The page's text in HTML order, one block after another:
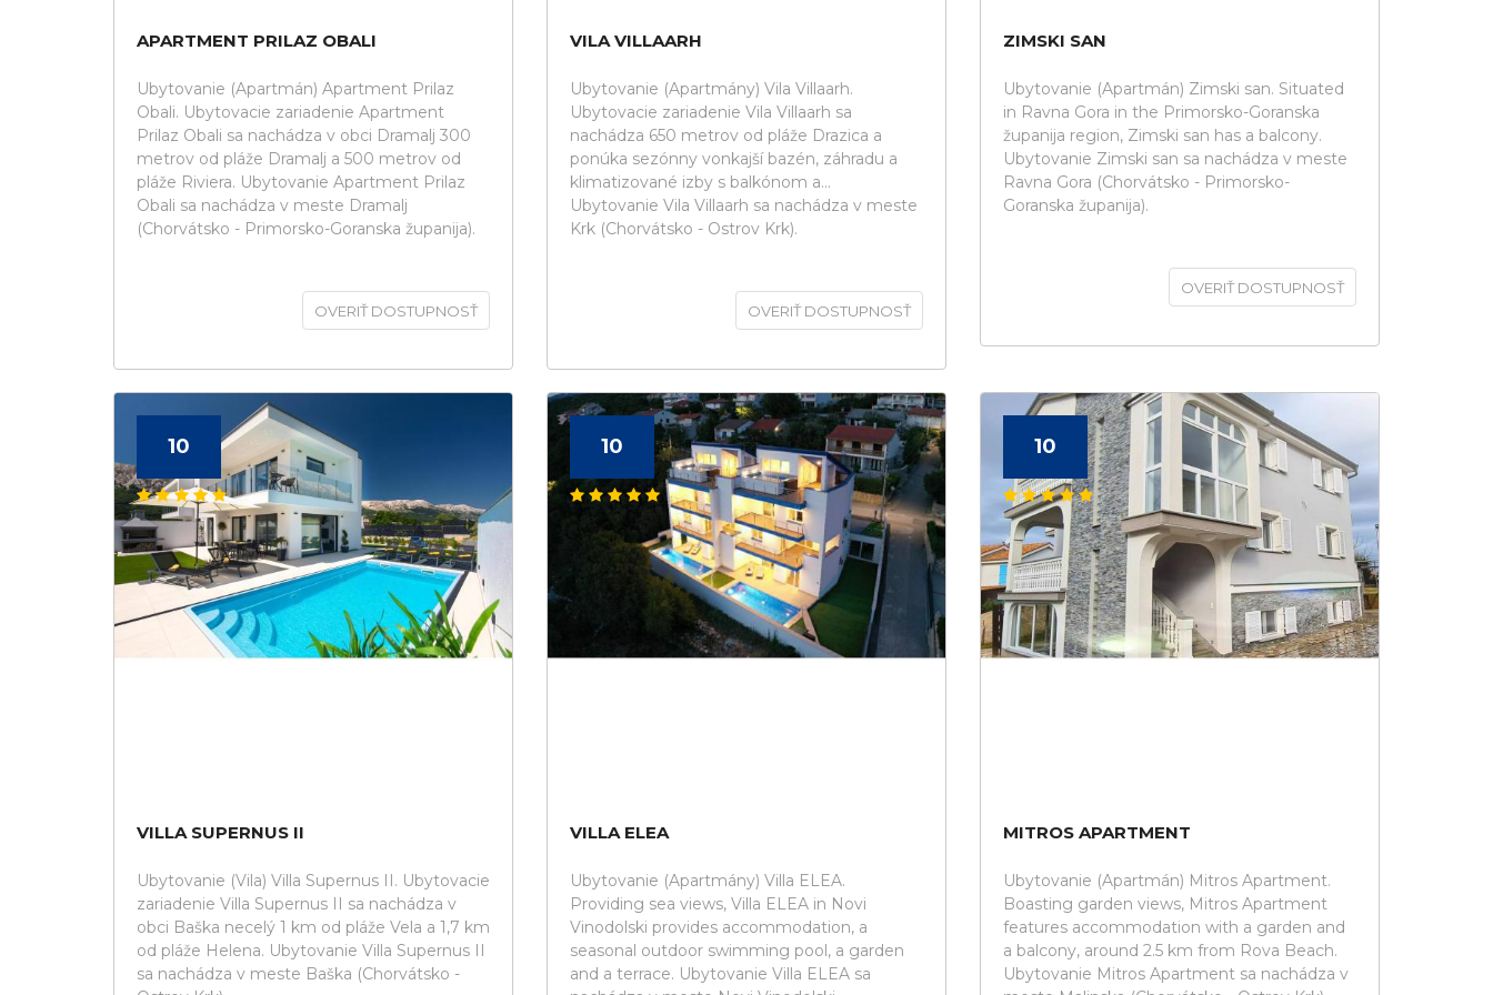
APARTMENT PRILAZ OBALI
Ubytovanie (Apartmán) Apartment Prilaz
Obali. Ubytovacie zariadenie Apartment
Prilaz Obali sa nachádza v obci Dramalj 300
metrov od pláže Dramalj a 500 metrov od
pláže Riviera. Ubytovanie Apartment Prilaz
Obali sa nachádza v meste Dramalj
(Chorvátsko - Primorsko-Goranska županija).
OVERIŤ DOSTUPNOSŤ
VILA VILLAARH
Ubytovanie (Apartmány) Vila Villaarh.
Ubytovacie zariadenie Vila Villaarh sa
nachádza 650 metrov od pláže Drazica a
ponúka sezónny vonkajší bazén, záhradu a
klimatizované izby s balkónom a...
Ubytovanie Vila Villaarh sa nachádza v meste
Krk (Chorvátsko - Ostrov Krk).
OVERIŤ DOSTUPNOSŤ
ZIMSKI SAN
Ubytovanie (Apartmán) Zimski san. Situated
in Ravna Gora in the Primorsko-Goranska
županija region, Zimski san has a balcony.
Ubytovanie Zimski san sa nachádza v meste
Ravna Gora (Chorvátsko - Primorsko-
Goranska županija).
OVERIŤ DOSTUPNOSŤ
10
VILLA SUPERNUS II
Ubytovanie (Vila) Villa Supernus II. Ubytovacie
zariadenie Villa Supernus II sa nachádza v
obci Baška necelý 1 km od pláže Vela a 1,7 km
od pláže Helena. Ubytovanie Villa Supernus II
sa nachádza v meste Baška (Chorvátsko -
10
VILLA ELEA
Ubytovanie (Apartmány) Villa ELEA.
Providing sea views, Villa ELEA in Novi
Vinodolski provides accommodation, a
seasonal outdoor swimming pool, a garden
and a terrace. Ubytovanie Villa ELEA sa
10
MITROS APARTMENT
Ubytovanie (Apartmán) Mitros Apartment.
Boasting garden views, Mitros Apartment
features accommodation with a garden and
a balcony, around 2.5 km from Rova Beach.
Ubytovanie Mitros Apartment sa nachádza v